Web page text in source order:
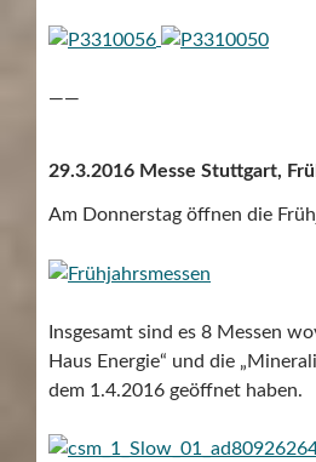
——
29.3.2016 Messe Stuttgart,
Am Donnerstag öffnen die
Insgesamt sind es 8 Messen
Haus Energie“ und die
dem 1.4.2016 geöffnet haben.